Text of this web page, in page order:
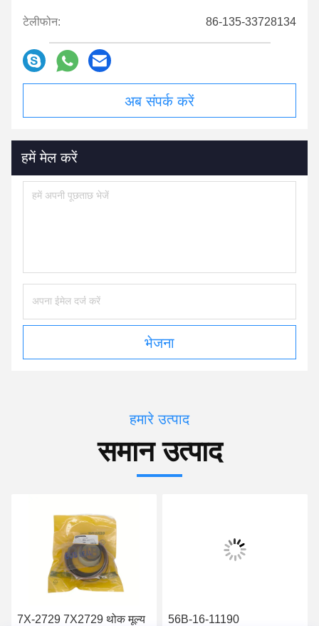
टेलीफोन: 86-135-33728134
अब संपर्क करें
हमें मेल करें
भेजना
हमारे उत्पाद
समान उत्पाद
7X-2729 7X2729 थोक मूल्य
56B-16-11190